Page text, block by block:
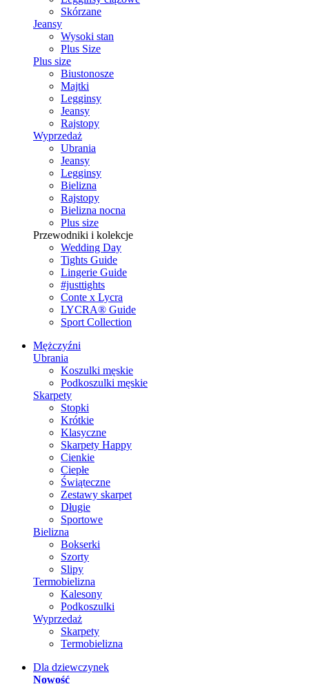
Skórzane
Jeansy
Wysoki stan
Plus Size
Plus size
Biustonosze
Majtki
Legginsy
Jeansy
Rajstopy
Wyprzedaż
Ubrania
Jeansy
Legginsy
Bielizna
Rajstopy
Bielizna nocna
Plus size
Przewodniki i kolekcje
Wedding Day
Tights Guide
Lingerie Guide
#justtights
Conte x Lycra
LYCRA® Guide
Sport Сollection
Mężczyźni
Ubrania
Koszulki męskie
Podkoszulki męskie
Skarpety
Stopki
Krótkie
Klasyczne
Skarpety Happy
Cienkie
Ciepłe
Świąteczne
Zestawy skarpet
Długie
Sportowe
Bielizna
Bokserki
Szorty
Slipy
Termobielizna
Kalesony
Podkoszulki
Wyprzedaż
Skarpety
Termobielizna
Dla dziewczynek
Nowość